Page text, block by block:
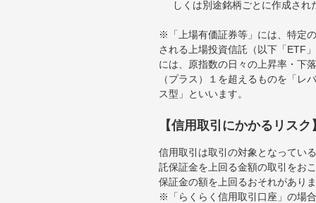
しくは別途銘柄ごとに作成さ
※「上場有価証券等」には、特定
される上場投資信託（以下「ETF
には、原指数の日々の上昇率・下
（プラス）１を超えるものを「
ス型」といいます。
【信用取引にかかるリスク
信用取引は取引の対象となってい
託保証金を上回る金額の取引をお
保証金の額を上回るおそれがあり
※「らくらく信用取引口座」の場